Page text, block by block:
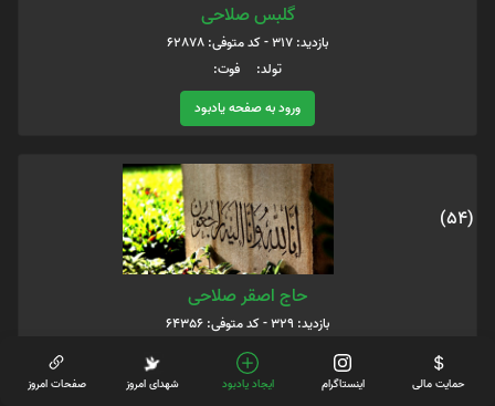
گلبس صلاحی
بازدید: 317 - کد متوفی: 62878
تولد: فوت:
ورود به صفحه یادبود
(54)
حاج اصقر صلاحی
بازدید: 329 - کد متوفی: 64356
تولد: فوت:
ورود به صفحه یادبود
حمایت مالی اینستاگرام ایجاد یادبود شهدای امروز صفحات امروز